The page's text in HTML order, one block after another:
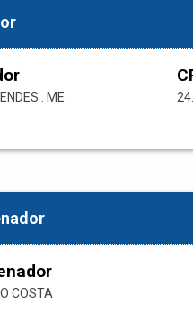
. ME
COSTA